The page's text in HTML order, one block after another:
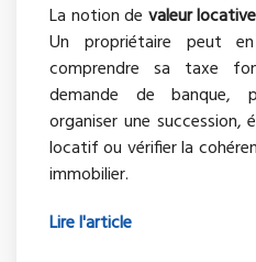
La notion de valeur locative
Un propriétaire peut
comprendre sa taxe
demande de banque,
organiser une succession,
locatif ou vérifier la
immobilier.
Lire l'article